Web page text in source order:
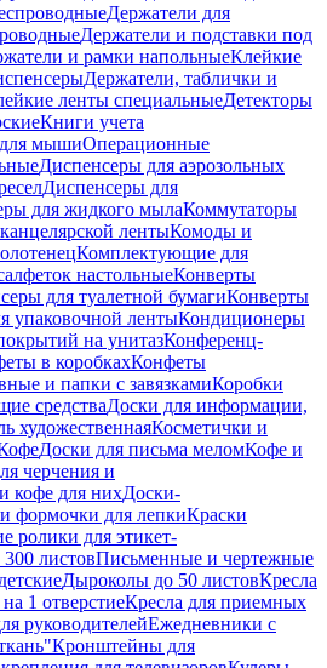
Держатели для
Держатели и подставки под
и рамки напольныеКлейкие
Держатели, таблички и
ленты специальныеДетекторы
Книги учета
мышиОперационные
Диспенсеры для аэрозольных
Диспенсеры для
для жидкого мылаКоммутаторы
лентыКомоды и
Комплектующие для
настольныеКонверты
для туалетной бумагиКонверты
упаковочной лентыКондиционеры
на унитазКонференц-
в коробкахКонфеты
и папки с завязкамиКоробки
средстваДоски для информации,
художественнаяКосметички и
Доски для письма меломКофе и
черчения и
кофе для нихДоски-
формочки для лепкиКраски
ролики для этикет-
листовПисьменные и чертежные
Дыроколы до 50 листовКресла
1 отверстиеКресла для приемных
руководителейЕжедневники с
Кронштейны для